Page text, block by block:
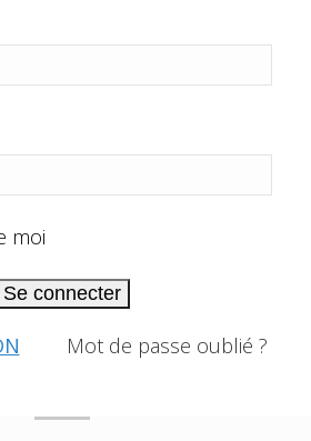
moi
Se connecter
Mot de passe oublié ?